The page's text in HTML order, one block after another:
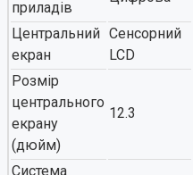
приладів
Центральний
екран
Сенсорний
LCD
Розмір
центрального
екрану
(дюйм)
12.3
Система